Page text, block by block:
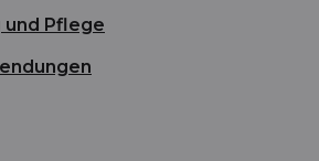
und Pflege